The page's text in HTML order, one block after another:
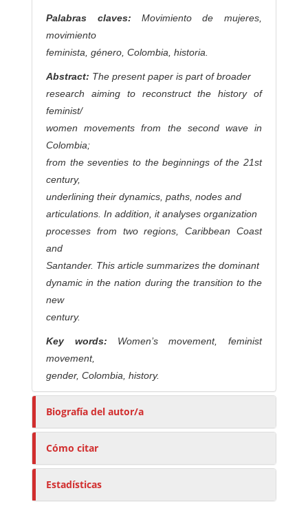
Palabras claves: Movimiento de mujeres,
movimiento
feminista, género, Colombia, historia.
Abstract: The present paper is part of broader
research aiming to reconstruct the history of
feminist/
women movements from the second wave in
Colombia;
from the seventies to the beginnings of the 21st
century,
underlining their dynamics, paths, nodes and
articulations. In addition, it analyses organization
processes from two regions, Caribbean Coast
and
Santander. This article summarizes the dominant
dynamic in the nation during the transition to the
new
century.
Key words: Women’s movement, feminist
movement,
gender, Colombia, history.
Biografía del autor/a
Cómo citar
Estadísticas